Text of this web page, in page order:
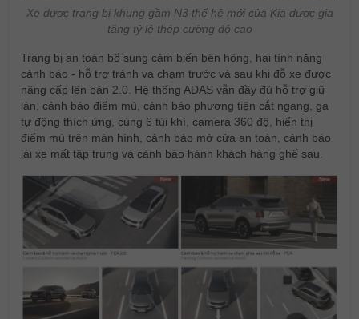
Xe được trang bị khung gầm N3 thế hệ mới của Kia được gia
tăng tỷ lệ thép cường độ cao
Trang bị an toàn bổ sung cảm biến bên hông, hai tính năng
cảnh báo - hỗ trợ tránh va chạm trước và sau khi đỗ xe được
nâng cấp lên bản 2.0. Hệ thống ADAS vẫn đầy đủ hỗ trợ giữ
làn, cảnh báo điểm mù, cảnh báo phương tiện cắt ngang, ga
tự động thích ứng, cùng 6 túi khí, camera 360 độ, hiển thị
điểm mù trên màn hình, cảnh báo mở cửa an toàn, cảnh báo
lái xe mất tập trung và cảnh báo hành khách hàng ghế sau.